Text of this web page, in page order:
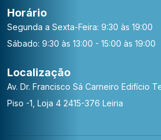
Horário
Segunda a Sexta-Feira: 9:30 às 19:00
Sábado: 9:30 às 13:00 - 15:00 às 19:00
Localização
Av. Dr. Francisco Sá Carneiro Edifício
Piso -1, Loja 4 2415-376 Leiria